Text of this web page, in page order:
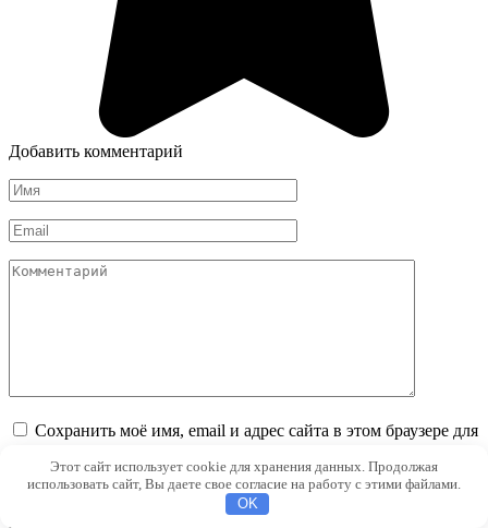
Добавить комментарий
Имя
*
Email
*
Комментарий
Сохранить моё имя, email и адрес сайта в этом браузере для
Этот сайт использует cookie для хранения данных. Продолжая
использовать сайт, Вы даете свое согласие на работу с этими файлами.
OK